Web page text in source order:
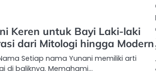
Keren untuk Bayi Laki-laki
dari Mitologi hingga Modern
Setiap nama Yunani memiliki arti
di baliknya. Memahami…